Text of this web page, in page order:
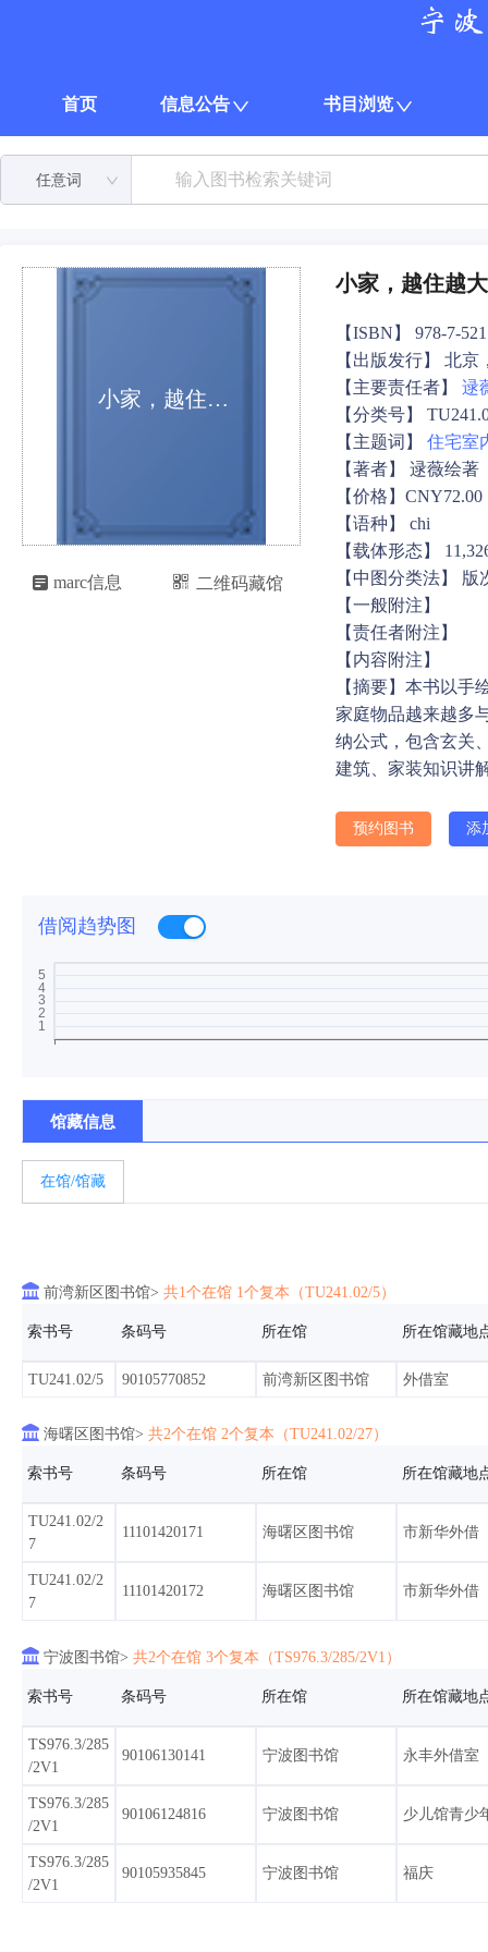
首页 信息公告 书目浏览
任意词
小家，越住越大
 marc信息  二维码藏馆
小家，越住越大
【ISBN】 978-7-
【出版发行】 北京
【主要责任者】 逯
【分类号】
【主题词】 住宅室
【著者】 逯薇绘著
【价格】CNY72.00
【语种】 chi
【载体形态】
【中图分类法】 版
【一般附注】
【责任者附注】
【内容附注】
【摘要】本书以
家庭物品越来越多
纳公式，包含玄关
建筑、家装知识讲
预约图书 添
借阅趋势图
馆藏信息
在馆/馆藏
 前湾新区图书馆> 共1个在馆 1个复本（TU241.02/5）
索书号 条码号 所在馆 所在馆藏地
TU241.02/5 90105770852 前湾新区图书馆 外借室
 海曙区图书馆> 共2个在馆 2个复本（TU241.02/27）
索书号 条码号 所在馆 所在馆藏地
TU241.02/2
7
11101420171 海曙区图书馆 市新华外借
TU241.02/2
7
11101420172 海曙区图书馆 市新华外借
 宁波图书馆> 共2个在馆 3个复本（TS976.3/285/2V1）
索书号 条码号 所在馆 所在馆藏地
TS976.3/285
/2V1
90106130141 宁波图书馆 永丰外借室
TS976.3/285
/2V1
90106124816 宁波图书馆 少儿馆青少
TS976.3/285
/2V1
90105935845 宁波图书馆 福庆